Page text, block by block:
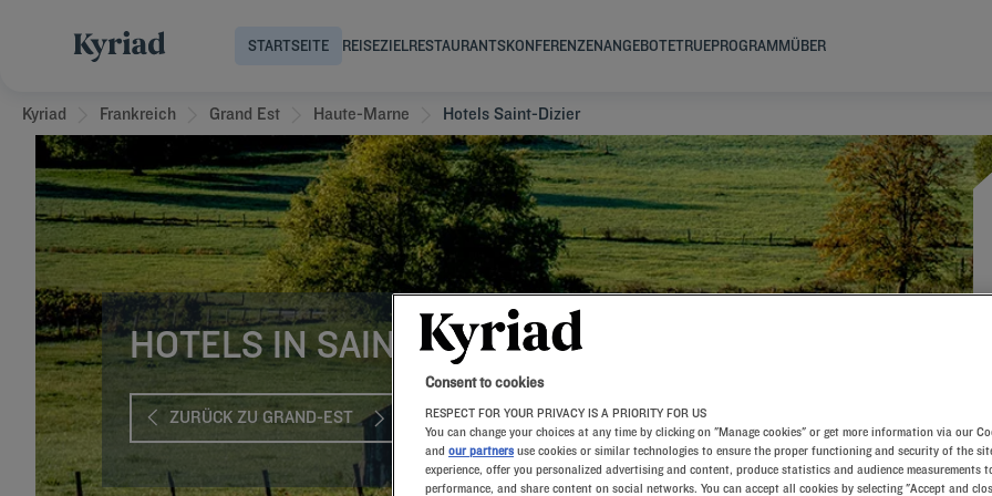
STARTSEITE REISEZIELRESTAURANTSKONFERENZENANGEBOTETRUEPROGRAMMÜBER
Kyriad Frankreich Grand Est Haute-Marne Hotels Saint-Dizier
HOTELS IN SAINT-DIZIER
ZURÜCK ZU GRAND-EST
Consent to cookies
RESPECT FOR YOUR PRIVACY IS A PRIORITY FOR US
You can change your choices at any time by clicking on "Manage cookies" or get more information via our
and our partners use cookies or similar technologies to ensure the proper functioning and security of the
experience, offer you personalized advertising and content, produce statistics and audience measurements
performance, and share content on social networks. You can accept all cookies by selecting "Accept and